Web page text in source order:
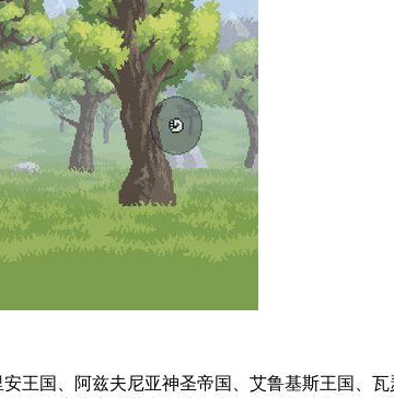
王国、阿兹夫尼亚神圣帝国、艾鲁基斯王国、